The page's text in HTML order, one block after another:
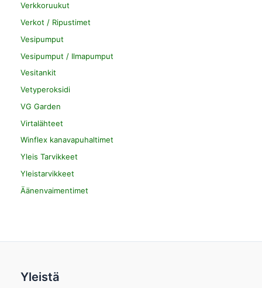
Verkkoruukut
Verkot / Ripustimet
Vesipumput
Vesipumput / Ilmapumput
Vesitankit
Vetyperoksidi
VG Garden
Virtalähteet
Winflex kanavapuhaltimet
Yleis Tarvikkeet
Yleistarvikkeet
Äänenvaimentimet
Yleistä